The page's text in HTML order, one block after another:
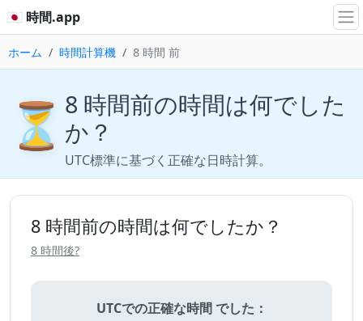
🇯🇵 時間.app
ホーム 時間計算機 8 時間 前
⏳ 8 時間前の時間は何でした
か？
UTC標準に基づく正確な日時計算。
8 時間前の時間は何でしたか？
8 時間後?
UTCでの正確な時間 でした：